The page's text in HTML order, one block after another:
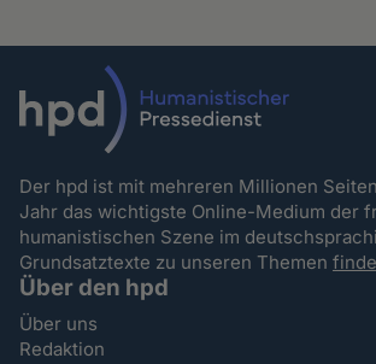
Der hpd ist mit mehreren Millionen
Jahr das wichtigste Online-Medium der
humanistischen Szene im
Grundsatztexte zu unseren Themen
Über den hpd
Über uns
Redaktion